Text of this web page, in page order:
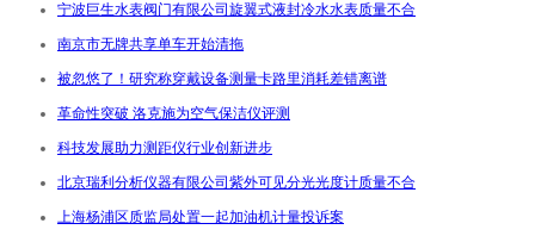
宁波巨生水表阀门有限公司旋翼式液封冷水水表质量不合
南京市无牌共享单车开始清拖
被忽悠了！研究称穿戴设备测量卡路里消耗差错离谱
革命性突破 洛克施为空气保洁仪评测
科技发展助力测距仪行业创新进步
北京瑞利分析仪器有限公司紫外可见分光光度计质量不合
上海杨浦区质监局处置一起加油机计量投诉案